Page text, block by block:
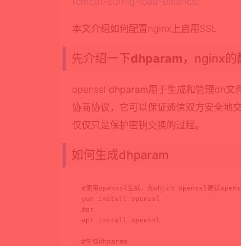
本文介绍如何配置nginx上启用SSL
先介绍一下dhparam， nginx的
openssl dhparam 用于生成和管理dh文
协商协议，它可以保证通信双方安全地
仅仅只是保护密钥交换的过程。
如何生成dhparam
#使用openssl生成，先which openssl确认
yum install openssl
#or
apt install openssl
#生成dhparam